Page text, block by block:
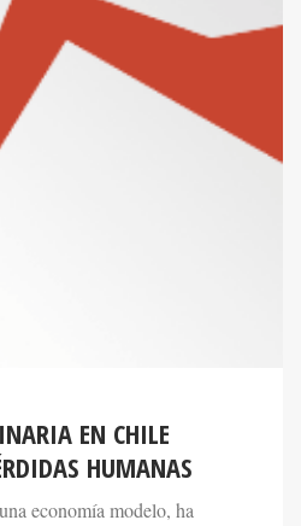
EN CHILE
HUMANAS
economía modelo, ha